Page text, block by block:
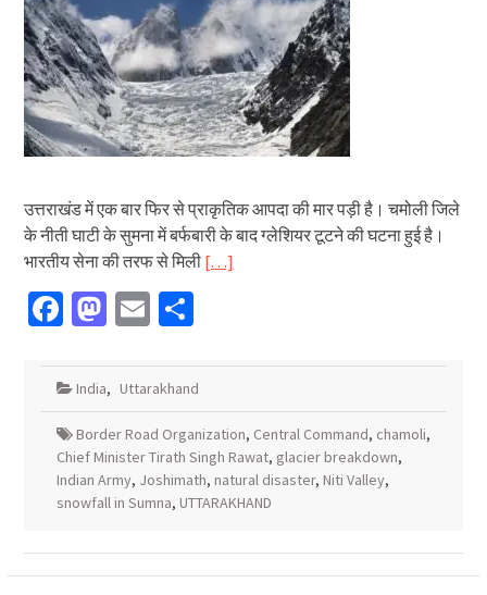
उत्तराखंड में एक बार फिर से प्राकृतिक आपदा की मार पड़ी है। चमोली जिले
के नीती घाटी के सुमना में बर्फबारी के बाद ग्लेशियर टूटने की घटना हुई है।
भारतीय सेना की तरफ से मिली […]
Facebook
Mastodon
EmailShare
India, Uttarakhand
Border Road Organization, Central Command, chamoli,
Chief Minister Tirath Singh Rawat, glacier breakdown,
Indian Army, Joshimath, natural disaster, Niti Valley,
snowfall in Sumna, UTTARAKHAND